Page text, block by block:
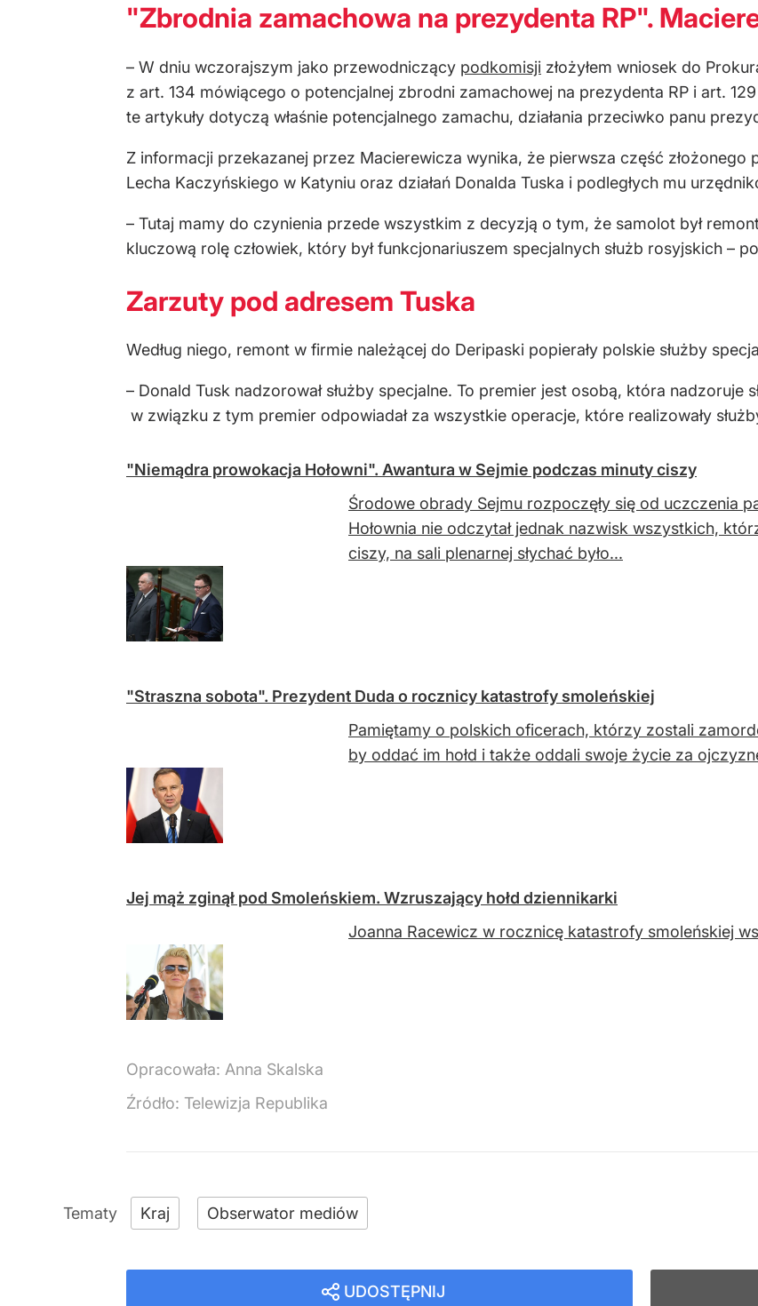
"Zbrodnia zamachowa na prezydenta RP".
– W dniu wczorajszym jako przewodniczący podkomisji złożyłem wniosek do
z art. 134 mówiącego o potencjalnej zbrodni zamachowej na prezydenta RP i art. 129
te artykuły dotyczą właśnie potencjalnego zamachu, działania przeciwko panu
Z informacji przekazanej przez Macierewicza wynika, że pierwsza część
Lecha Kaczyńskiego w Katyniu oraz działań Donalda Tuska i podległych mu
– Tutaj mamy do czynienia przede wszystkim z decyzją o tym, że samolot był
kluczową rolę człowiek, który był funkcjonariuszem specjalnych służb rosyjskich –
Zarzuty pod adresem Tuska
Według niego, remont w firmie należącej do Deripaski popierały polskie służby
– Donald Tusk nadzorował służby specjalne. To premier jest osobą, która nadzoruje
w związku z tym premier odpowiadał za wszystkie operacje, które realizowały
"Niemądra prowokacja Hołowni". Awantura w Sejmie podczas minuty ciszy
Środowe obrady Sejmu rozpoczęły się od uczczenia
Hołownia nie odczytał jednak nazwisk wszystkich,
ciszy, na sali plenarnej słychać było...
"Straszna sobota". Prezydent Duda o rocznicy katastrofy smoleńskiej
Pamiętamy o polskich oficerach, którzy zostali
by oddać im hołd i także oddali swoje życie za
Jej mąż zginął pod Smoleńskiem. Wzruszający hołd dziennikarki
Joanna Racewicz w rocznicę katastrofy smoleńskiej
Opracowała: Anna Skalska
Źródło: Telewizja Republika
Kraj Obserwator mediów
UDOSTĘPNIJ